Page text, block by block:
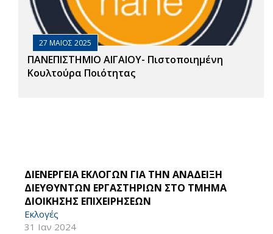
27 ΜΑΙΟΣ 2025
ΠΑΝΕΠΙΣΤΗΜΙΟ ΑΙΓΑΙΟΥ- Πιστοποιημένη
Κουλτούρα Ποιότητας
ΔΙΕΝΕΡΓΕΙΑ ΕΚΛΟΓΩΝ ΓΙΑ ΤΗΝ ΑΝΑΔΕΙΞΗ
ΔΙΕΥΘΥΝΤΩΝ ΕΡΓΑΣΤΗΡΙΩΝ ΣΤΟ ΤΜΗΜΑ
ΔΙΟΙΚΗΣΗΣ ΕΠΙΧΕΙΡΗΣΕΩΝ
Εκλογές
31 Ιαν 2024